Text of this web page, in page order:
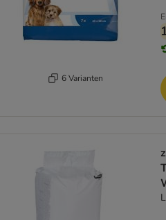
6 Varianten